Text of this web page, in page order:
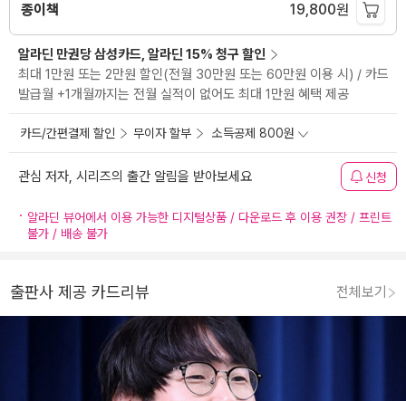
종이책 19,800원
알라딘 만권당 삼성카드, 알라딘 15% 청구 할인
최대 1만원 또는 2만원 할인(전월 30만원 또는 60만원 이용 시) / 카드
발급월 +1개월까지는 전월 실적이 없어도 최대 1만원 혜택 제공
카드/간편결제 할인 무이자 할부 소득공제 800원
관심 저자, 시리즈의 출간 알림을 받아보세요 신청
알라딘 뷰어에서 이용 가능한 디지털상품 / 다운로드 후 이용 권장 / 프린트
불가 / 배송 불가
출판사 제공 카드리뷰 전체보기